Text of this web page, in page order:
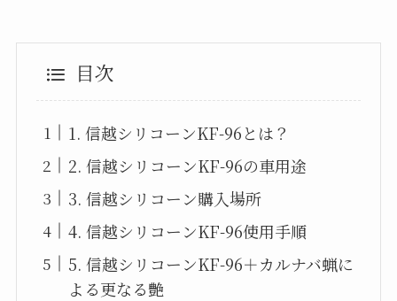
目次
1. 信越シリコーンKF-96とは？
2. 信越シリコーンKF-96の車用途
3. 信越シリコーン購入場所
4. 信越シリコーンKF-96使用手順
5. 信越シリコーンKF-96＋カルナバ蝋に
よる更なる艶